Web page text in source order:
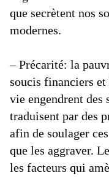
que secrètent nos
modernes.
– Précarité: la
soucis financiers
vie engendrent des
traduisent par des
afin de soulager
que les aggraver.
les facteurs qui